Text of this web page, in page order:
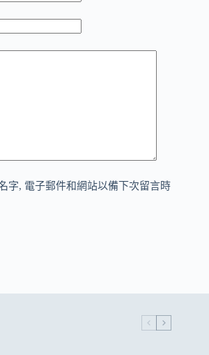
字, 電子郵件和網站以備下次留言時